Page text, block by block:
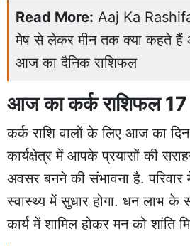
Read More: Aaj Ka
मेष से लेकर मीन तक क्या कहते हैं
आज का दैनिक राशिफल
आज का कर्क राशिफल
कर्क राशि वालों के लिए आज का
कार्यक्षेत्र में आपके प्रयासों की
अवसर बनने की संभावना है. परिवार
स्वास्थ्य में सुधार होगा. धन लाभ के
कार्य में शामिल होकर मन को शांति